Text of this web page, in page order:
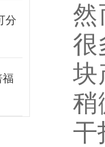
分
福
然
很
块
稍
干